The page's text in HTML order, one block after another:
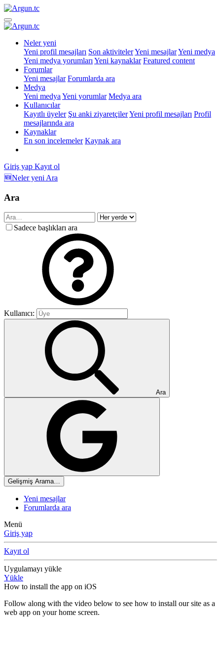
Neler yeni
Yeni profil mesajları Son aktivitelerYeni mesajlarYeni medya
Yeni medya yorumları Yeni kaynaklar Featured content
Forumlar
Yeni mesajlar Forumlarda ara
Medya
Yeni medya Yeni yorumlar Medya ara
Kullanıcılar
Kayıtlı üyeler Şu anki ziyaretçilerYeni profil mesajları Profil
mesajlarında ara
Kaynaklar
En son incelemeler Kaynak ara
Giriş yap Kayıt ol
🆕Neler yeni Ara
Ara
Sadece başlıkları ara
Kullanıcı:
Ara
Gelişmiş Arama…
Yeni mesajlar
Forumlarda ara
Menü
Giriş yap
Kayıt ol
Uygulamayı yükle
Yükle
How to install the app on iOS
Follow along with the video below to see how to install our site as a
web app on your home screen.